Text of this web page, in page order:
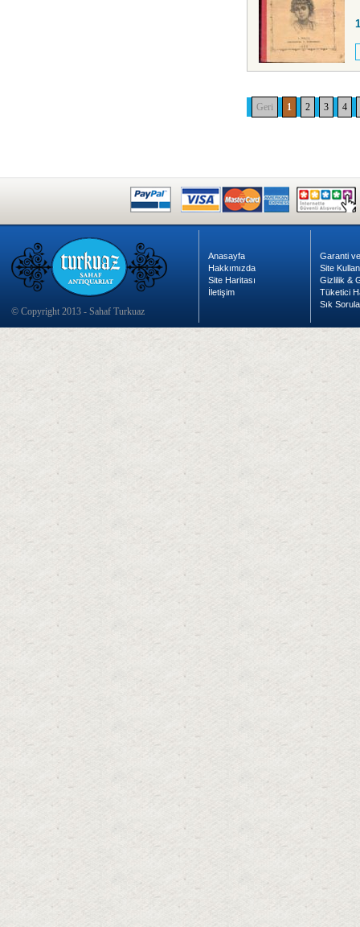
Geri 1 2 3 4
© Copyright 2013 - Sahaf Turkuaz
Anasayfa
Hakkımızda
Site Haritası
İletişim
Garanti
Site
Gizlilik &
Tüketici
Sık